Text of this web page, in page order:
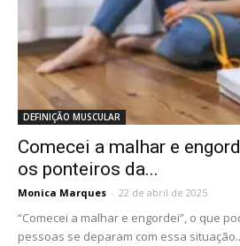
DEFINIÇÃO MUSCULAR
Comecei a malhar e
os ponteiros da...
Monica Marques - 22 de abril de 2025
“Comecei a malhar e engordei”, o que
pessoas se deparam com essa